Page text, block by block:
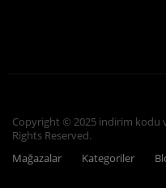
Copyright © 2025 indirim kodu
Rights Reserved.
Mağazalar
Kategoriler